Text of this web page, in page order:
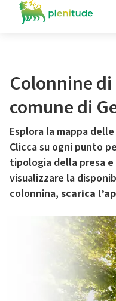
Colonnine
comune di
Esplora la mappa
Clicca su ogni punto
tipologia della presa e
visualizzare la
colonnina, scarica